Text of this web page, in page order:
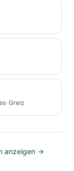
· Greiz
anzeigen →